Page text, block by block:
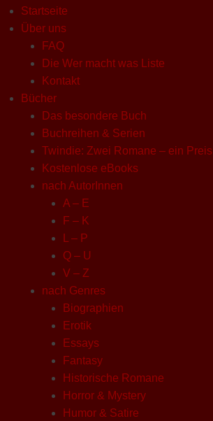
Startseite
Über uns
FAQ
Die Wer macht was Liste
Kontakt
Bücher
Das besondere Buch
Buchreihen & Serien
Twindie: Zwei Romane – ein Preis
Kostenlose eBooks
nach AutorInnen
A – E
F – K
L – P
Q – U
V – Z
nach Genres
Biographien
Erotik
Essays
Fantasy
Historische Romane
Horror & Mystery
Humor & Satire